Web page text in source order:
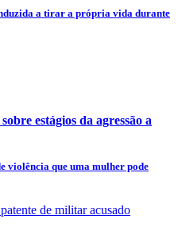
a tirar a própria vida durante
estágios da agressão a
violência que uma mulher pode